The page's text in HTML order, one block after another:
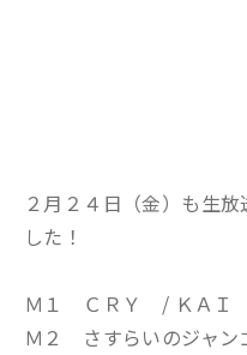
２月２４日（金）も生
した！
Ｍ１ ＣＲＹ / ＫＡＩ
Ｍ２ さすらいのジャ